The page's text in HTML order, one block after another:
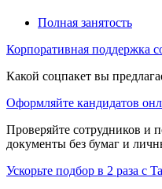
Полная занятость
Корпоративная поддержка
Какой соцпакет вы
Оформляйте кандидатов
Проверяйте сотрудников и
документы без бумаг и
Ускорьте подбор в 2 раза с